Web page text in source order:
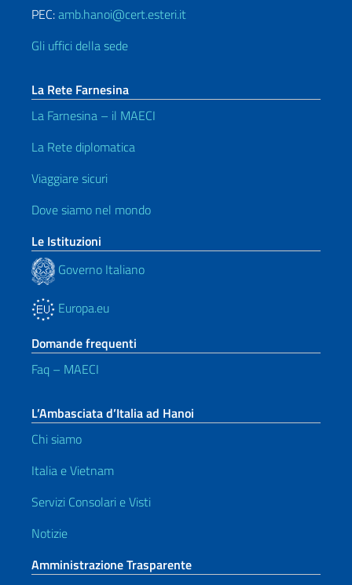
PEC:amb.hanoi@cert.esteri.it
Gli uffici della sede
La Rete Farnesina
La Farnesina – il MAECI
La Rete diplomatica
Viaggiare sicuri
Dove siamo nel mondo
Le Istituzioni
Governo Italiano
Europa.eu
Domande frequenti
Faq – MAECI
L’Ambasciata d’Italia ad Hanoi
Chi siamo
Italia e Vietnam
Servizi Consolari e Visti
Notizie
Amministrazione Trasparente